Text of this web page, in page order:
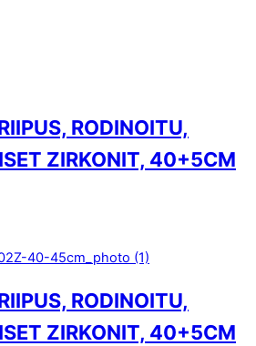
RODINOITU,
ZIRKONIT, 40+5CM
RODINOITU,
ZIRKONIT, 40+5CM